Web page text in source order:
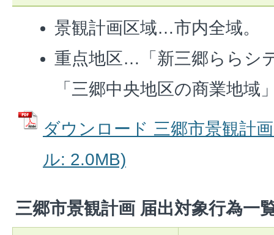
景観計画区域…市内全域。
重点地区…「新三郷ららシ
「三郷中央地区の商業地域
ダウンロード 三郷市景観計
ル: 2.0MB)
三郷市景観計画 届出対象行為一